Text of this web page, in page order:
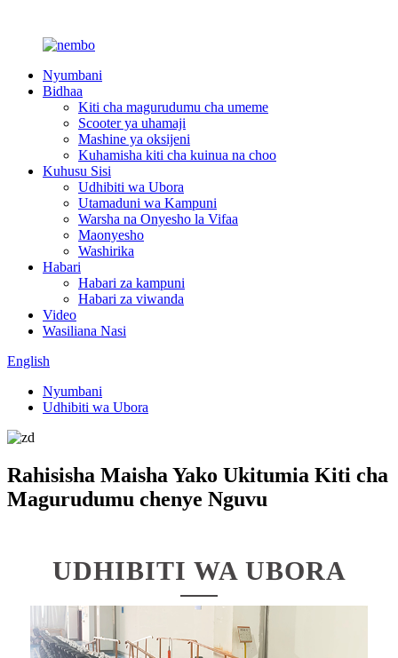
Nyumbani
Bidhaa
Kiti cha magurudumu cha umeme
Scooter ya uhamaji
Mashine ya oksijeni
Kuhamisha kiti cha kuinua na choo
Kuhusu Sisi
Udhibiti wa Ubora
Utamaduni wa Kampuni
Warsha na Onyesho la Vifaa
Maonyesho
Washirika
Habari
Habari za kampuni
Habari za viwanda
Video
Wasiliana Nasi
English
Nyumbani
Udhibiti wa Ubora
Rahisisha Maisha Yako Ukitumia Kiti cha
Magurudumu chenye Nguvu
UDHIBITI WA UBORA